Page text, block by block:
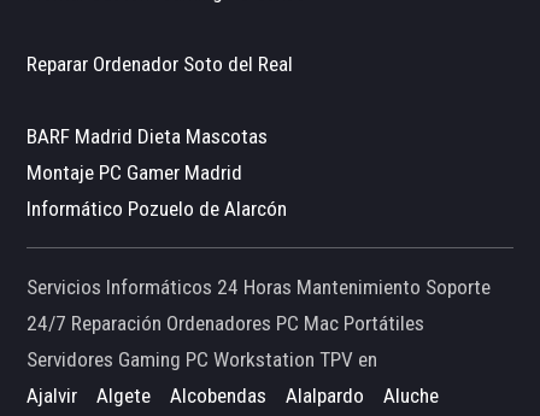
Reparar Ordenador Soto del Real
BARF Madrid Dieta Mascotas
Montaje PC Gamer Madrid
Informático Pozuelo de Alarcón
Servicios Informáticos 24 Horas Mantenimiento Soporte
24/7 Reparación Ordenadores PC Mac Portátiles
Servidores Gaming PC Workstation TPV en
Ajalvir
Algete Alcobendas Alalpardo
Aluche